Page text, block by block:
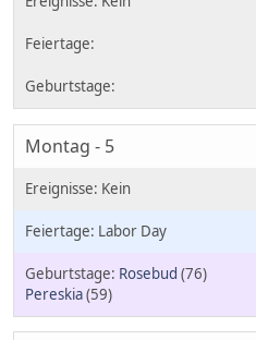
Montag - 5
Labor Day
Rosebud (76)
Pereskia(59)